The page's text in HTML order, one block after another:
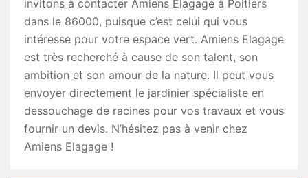
invitons à contacter Amiens Elagage à Poitiers
dans le 86000, puisque c’est celui qui vous
intéresse pour votre espace vert. Amiens Elagage
est très recherché à cause de son talent, son
ambition et son amour de la nature. Il peut vous
envoyer directement le jardinier spécialiste en
dessouchage de racines pour vos travaux et vous
fournir un devis. N’hésitez pas à venir chez
Amiens Elagage !